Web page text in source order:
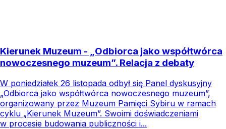
Kierunek Muzeum - „Odbiorca jako współtwórca
nowoczesnego muzeum”. Relacja z debaty
W poniedziałek 26 listopada odbył się Panel dyskusyjny
„Odbiorca jako współtwórca nowoczesnego muzeum”,
organizowany przez Muzeum Pamięci Sybiru w ramach
cyklu „Kierunek Muzeum”. Swoimi doświadczeniami
w procesie budowania publiczności i...